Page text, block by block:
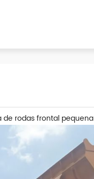
rodas frontal pequena